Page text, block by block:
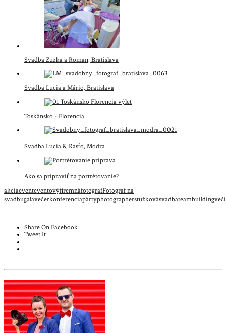
Svadba Zuzka a Roman, Bratislava
Svadba Lucia a Mário, Bratislava
Toskánsko - Florencia
Svadba Lucia & Rasťo, Modra
Ako sa pripraviť na portrétovanie?
akciaeventeventovýfiremnáfotografFotograf na
svadbugalavečerkonferenciapártyphotographerstužkovásvadbateambuilding
Share On Facebook
Tweet It